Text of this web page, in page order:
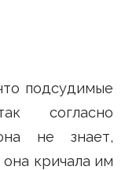
подсудимые
согласно
не знает,
кричала им